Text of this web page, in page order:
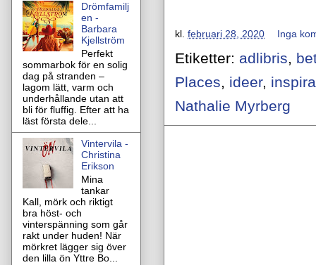
kl. februari 28, 2020 Inga
Etiketter: adlibris,
Places, ideer,
Nathalie Myrberg
Drömfamilj
en -
Barbara
Kjellström
Perfekt
sommarbok för en solig
dag på stranden –
lagom lätt, varm och
underhållande utan att
bli för fluffig. Efter att ha
läst första dele...
Vintervila -
Christina
Erikson
Mina
tankar
Kall, mörk och riktigt
bra höst- och
vinterspänning som går
rakt under huden! När
mörkret lägger sig över
den lilla ön Yttre Bo...